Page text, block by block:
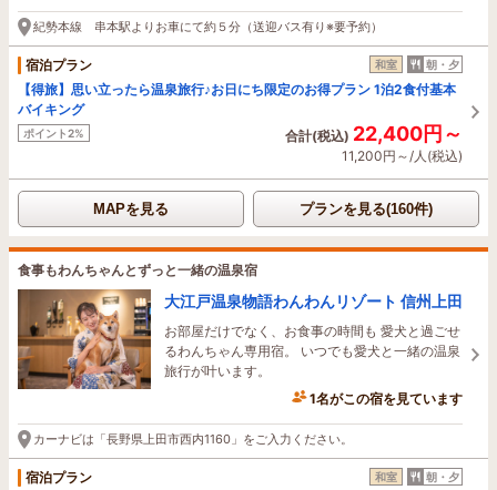
2時間前に予約されました
紀勢本線 串本駅よりお車にて約５分（送迎バス有り※要予約）
宿泊プラン 和室 朝・夕
【得旅】思い立ったら温泉旅行♪お日にち限定のお得プラン 1泊2食付基本
バイキング
ポイント2% 合計(税込) 22,400円～
11,200円～/人(税込)
MAPを見る プランを見る(160件)
食事もわんちゃんとずっと一緒の温泉宿
大江戸温泉物語わんわんリゾート 信州上田
お部屋だけでなく、お食事の時間も 愛犬と過ごせ
るわんちゃん専用宿。 いつでも愛犬と一緒の温泉
旅行が叶います。
1名がこの宿を見ています
カーナビは「長野県上田市西内1160」をご入力ください。
宿泊プラン 和室 朝・夕